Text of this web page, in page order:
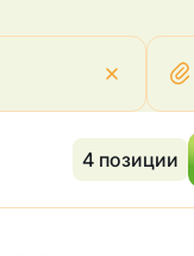
4 позиции